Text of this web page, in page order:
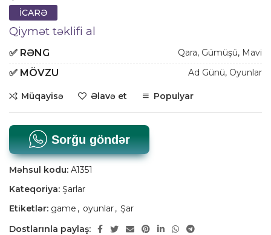
İCARƏ
Qiymət təklifi al
✅ RƏNG Qara, Gümüşü, Mavi
✅ MÖVZU Ad Günü, Oyunlar
Müqayisə Əlavə et Populyar
Sorğu göndər
Məhsul kodu: A1351
Kateqoriya: Şarlar
Etiketlər: game , oyunlar, Şar
Dostlarınla paylaş: